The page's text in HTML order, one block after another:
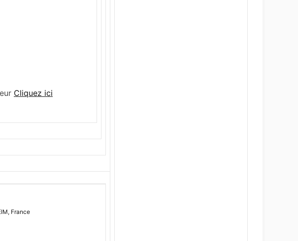
Cliquez ici
France